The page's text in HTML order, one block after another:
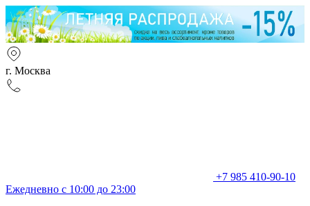
г. Москва
+7 985 410-90-10
Ежедневно с 10:00 до 23:00